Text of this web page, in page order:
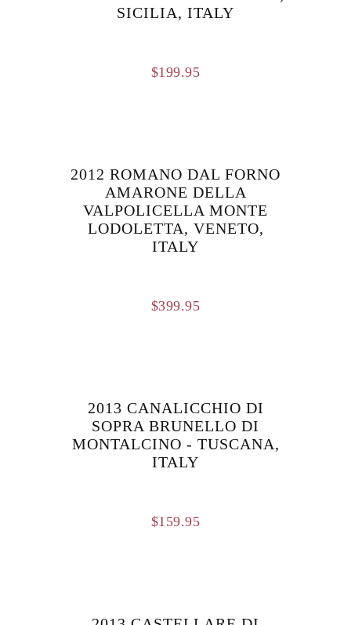
SICILIA, ITALY
$199.95
2012 ROMANO DAL FORNO
AMARONE DELLA
VALPOLICELLA MONTE
LODOLETTA, VENETO,
ITALY
$399.95
2013 CANALICCHIO DI
SOPRA BRUNELLO DI
MONTALCINO - TUSCANA,
ITALY
$159.95